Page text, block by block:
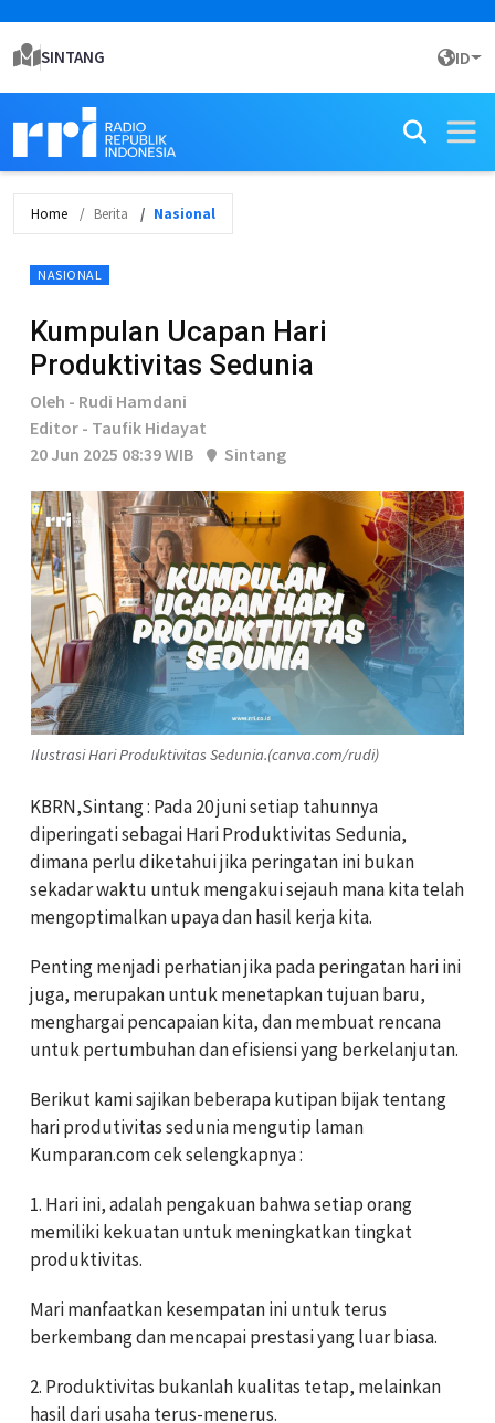
SINTANG ID
Home Berita Nasional
NASIONAL
Kumpulan Ucapan Hari
Produktivitas Sedunia
Oleh - Rudi Hamdani
Editor - Taufik Hidayat
20 Jun 2025 08:39 WIB
Sintang
Ilustrasi Hari Produktivitas Sedunia.(canva.com/rudi)
KBRN,Sintang : Pada 20 juni setiap tahunnya
diperingati sebagai Hari Produktivitas Sedunia,
dimana perlu diketahui jika peringatan ini bukan
sekadar waktu untuk mengakui sejauh mana kita telah
mengoptimalkan upaya dan hasil kerja kita.
Penting menjadi perhatian jika pada peringatan hari ini
juga, merupakan untuk menetapkan tujuan baru,
menghargai pencapaian kita, dan membuat rencana
untuk pertumbuhan dan efisiensi yang berkelanjutan.
Berikut kami sajikan beberapa kutipan bijak tentang
hari produtivitas sedunia mengutip laman
Kumparan.com cek selengkapnya :
1. Hari ini, adalah pengakuan bahwa setiap orang
memiliki kekuatan untuk meningkatkan tingkat
produktivitas.
Mari manfaatkan kesempatan ini untuk terus
berkembang dan mencapai prestasi yang luar biasa.
2. Produktivitas bukanlah kualitas tetap, melainkan
hasil dari usaha terus-menerus.